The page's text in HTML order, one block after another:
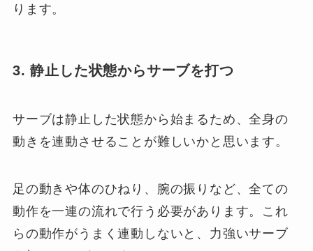
ります。
3. 静止した状態からサーブを打つ
サーブは静止した状態から始まるため、全身の
動きを連動させることが難しいかと思います。
足の動きや体のひねり、腕の振りなど、全ての
動作を一連の流れで行う必要があります。これ
らの動作がうまく連動しないと、力強いサーブ